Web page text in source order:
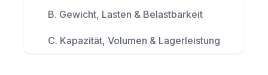
B. Gewicht, Lasten & Belastbarkeit
C. Kapazität, Volumen & Lagerleistung